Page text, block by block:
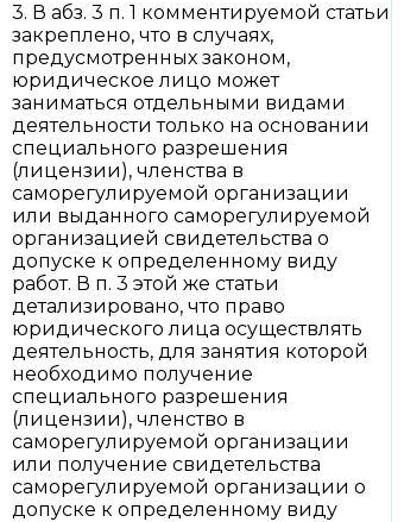
3. В абз. 3 п. 1 комментируемой статьи
закреплено, что в случаях,
предусмотренных законом,
юридическое лицо может
заниматься отдельными видами
деятельности только на основании
специального разрешения
(лицензии), членства в
саморегулируемой организации
или выданного саморегулируемой
организацией свидетельства о
допуске к определенному виду
работ. В п. 3 этой же статьи
детализировано, что право
юридического лица осуществлять
деятельность, для занятия которой
необходимо получение
специального разрешения
(лицензии), членство в
саморегулируемой организации
или получение свидетельства
саморегулируемой организации о
допуске к определенному виду